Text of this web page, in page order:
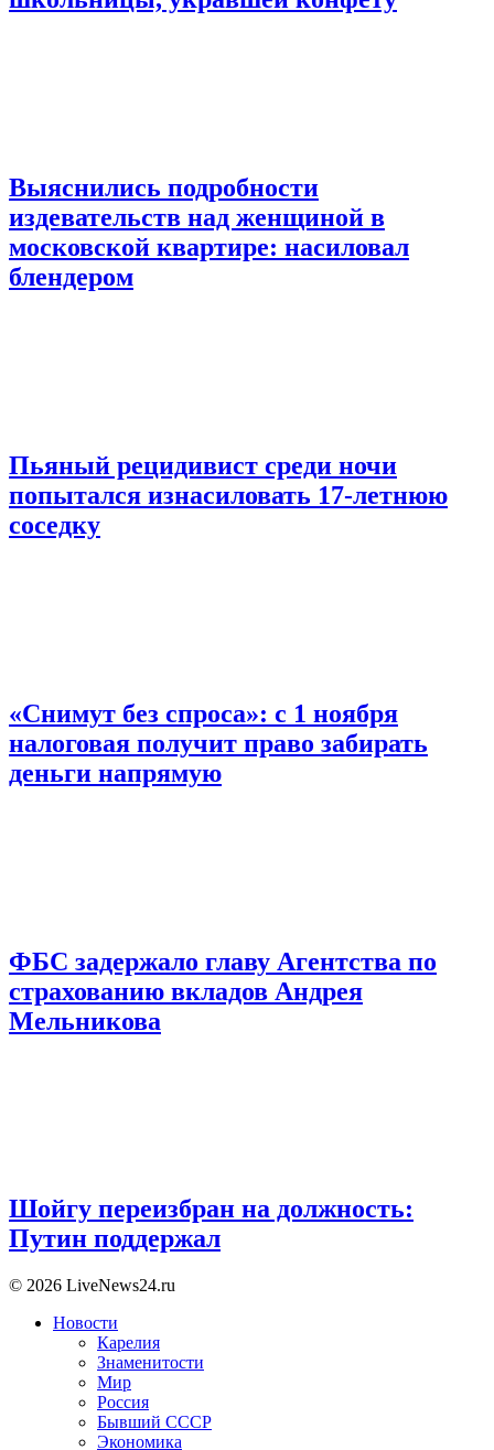
Выяснились подробности
издевательств над женщиной в
московской квартире: насиловал
блендером
Пьяный рецидивист среди ночи
попытался изнасиловать 17-летнюю
соседку
«Снимут без спроса»: с 1 ноября
налоговая получит право забирать
деньги напрямую
ФБС задержало главу Агентства по
страхованию вкладов Андрея
Мельникова
Шойгу переизбран на должность:
Путин поддержал
© 2026 LiveNews24.ru
Новости
Карелия
Знаменитости
Мир
Россия
Бывший СССР
Экономика